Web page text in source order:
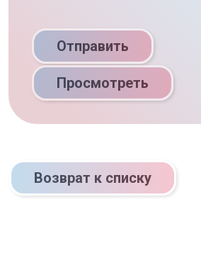
Отправить
Просмотреть
Возврат к списку